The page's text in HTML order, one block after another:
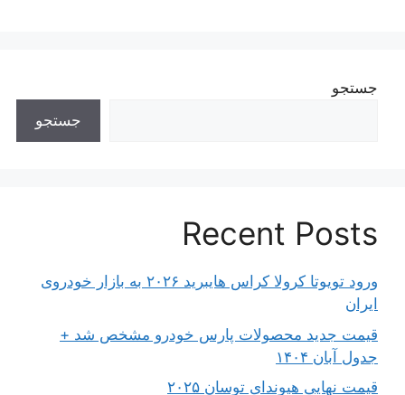
جستجو
جستجو
Recent Posts
ورود تویوتا کرولا کراس هایبرید ۲۰۲۶ به بازار خودروی
ایران
قیمت جدید محصولات پارس خودرو مشخص شد +
جدول آبان ۱۴۰۴
قیمت نهایی هیوندای توسان ۲۰۲۵